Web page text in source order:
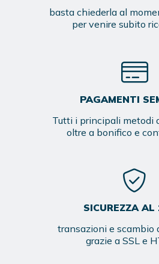
basta chiederla al
per venire subito
PAGAMENTI
Tutti i principali metodi
oltre a bonifico e
SICUREZZA
transazioni e scambio
grazie a SSL e